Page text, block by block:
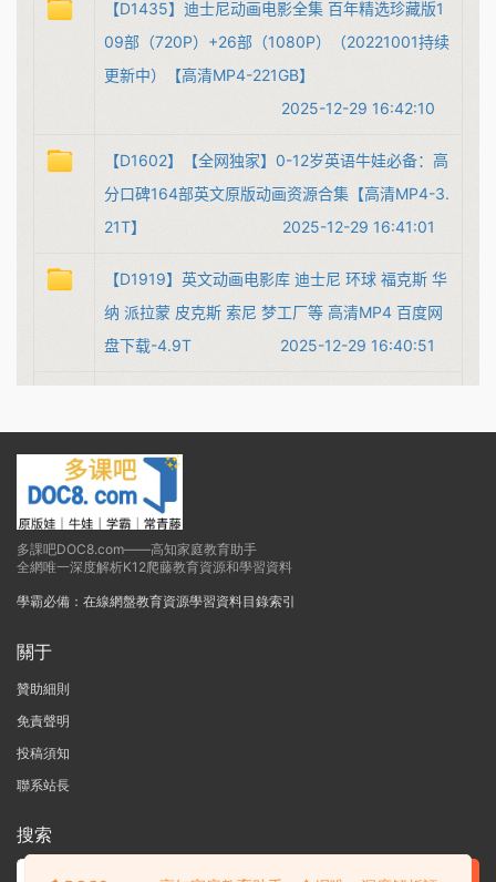
多課吧DOC8.com——高知家庭教育助手
全網唯一深度解析K12爬藤教育資源和學習資料
學霸必備：在線網盤教育資源學習資料目錄索引
關于
贊助細則
免責聲明
投稿須知
聯系站長
搜索